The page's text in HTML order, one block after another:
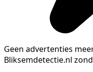
Geen advertenties
Bliksemdetectie.nl